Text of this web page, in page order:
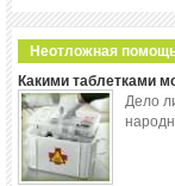
Неотложная
Какими таблетками
Дело